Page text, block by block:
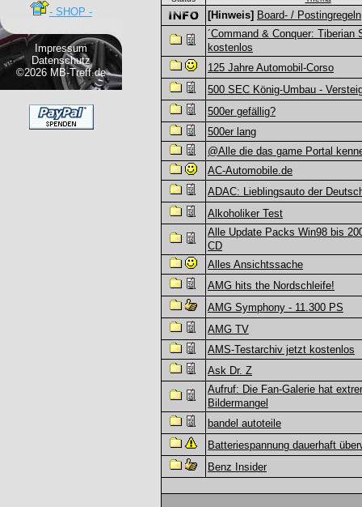
- SHOP -
Impressum
Datenschutz
©2026 MB-Treff.de
[Hinweis] Board- / Postingregeln
´Command & Conquer: Tiberian
kostenlos
125 Jahre Automobil-Corso
500 SEC König-Umbau -
500er gefällig?
500er lang
@Alle die das game Portal
AC-Automobile.de
ADAC: Lieblingsauto der
Alkoholiker Test
Alle Update Packs Win98 bis
CD
Alles Ansichtssache
AMG hits the Nordschleife!
AMG Symphony - 11.300 PS
AMG TV
AMS-Testarchiv jetzt kostenlos
Ask Dr. Z
Aufruf: Die Fan-Galerie hat
Bildermangel
bandel autoteile
Batteriespannung dauerhaft
Benz Insider